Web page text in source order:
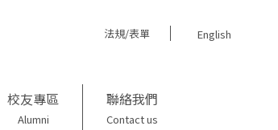
法規/表單 English
校友專區
Alumni
聯絡我們
Contact us